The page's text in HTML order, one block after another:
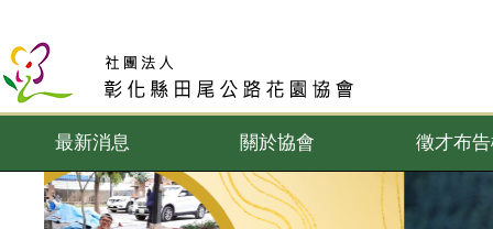
最新消息 關於協會 徵才布